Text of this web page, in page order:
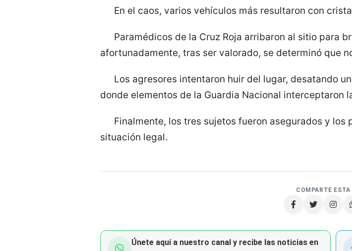
En el caos, varios vehículos más resultaron con
Paramédicos de la Cruz Roja arribaron al sitio para
afortunadamente, tras ser valorado, se determinó que
Los agresores intentaron huir del lugar, desatando
donde elementos de la Guardia Nacional interceptaron
Finalmente, los tres sujetos fueron asegurados y
situación legal.
COMPARTE ESTA
Únete aquí a nuestro canal y recibe las noticias en